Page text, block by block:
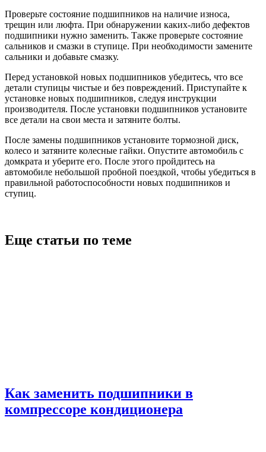
Проверьте состояние подшипников на наличие износа,
трещин или люфта. При обнаружении каких-либо дефектов
подшипники нужно заменить. Также проверьте состояние
сальников и смазки в ступице. При необходимости замените
сальники и добавьте смазку.
Перед установкой новых подшипников убедитесь, что все
детали ступицы чистые и без повреждений. Приступайте к
установке новых подшипников, следуя инструкции
производителя. После установки подшипников установите
все детали на свои места и затяните болты.
После замены подшипников установите тормозной диск,
колесо и затяните колесные гайки. Опустите автомобиль с
домкрата и уберите его. После этого пройдитесь на
автомобиле небольшой пробной поездкой, чтобы убедиться в
правильной работоспособности новых подшипников и
ступиц.
Еще статьи по теме
Как заменить подшипники в
компрессоре кондиционера